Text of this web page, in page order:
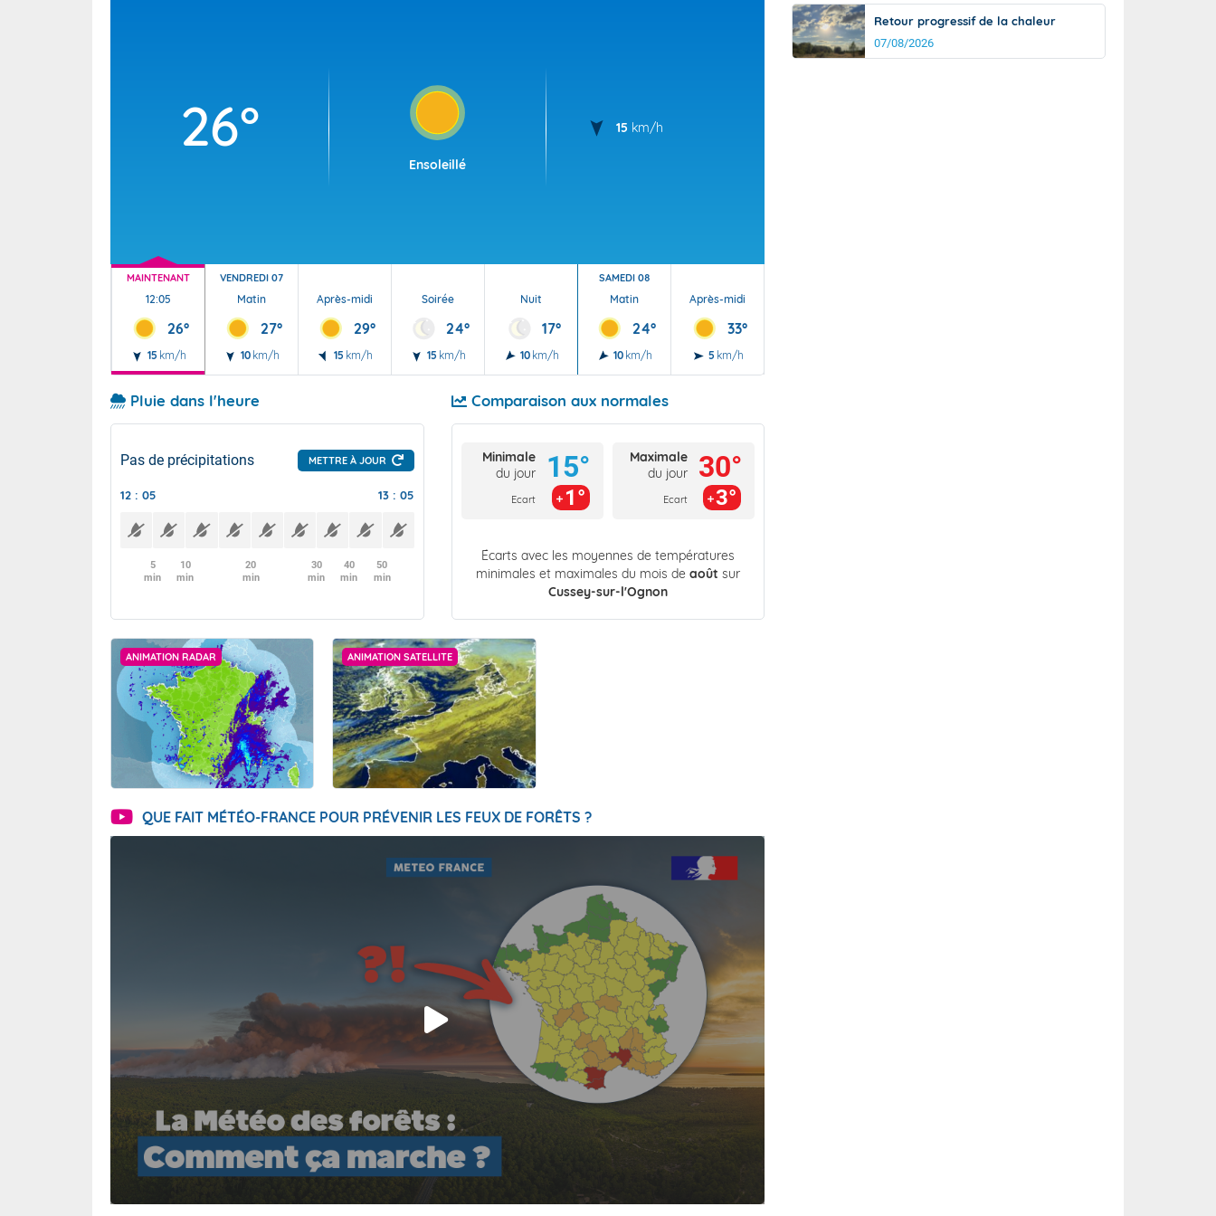
26°
Ensoleillé
15 km/h
MAINTENANT
12:05
26°
15 km/h
VENDREDI 07
Matin
27°
10 km/h
Après-midi
29°
15 km/h
Soirée
24°
15 km/h
Nuit
17°
10 km/h
SAMEDI 08
Matin
24°
10 km/h
Après-midi
33°
5 km/h
Pluie dans l'heure
Pas de précipitations METTRE À JOUR
12 : 05 13 : 05
5
min
10
min
20
min
30
min
40
min
50
min
Comparaison aux normales
Minimale
du jour
Ecart
15°
1°
Maximale
du jour
Ecart
30°
3°
Écarts avec les moyennes de températures
minimales et maximales du mois de août sur
Cussey-sur-l'Ognon
ANIMATION RADAR ANIMATION SATELLITE
QUE FAIT MÉTÉO-FRANCE POUR PRÉVENIR LES FEUX DE FORÊTS ?
Retour progressif de la chaleur
07/08/2026